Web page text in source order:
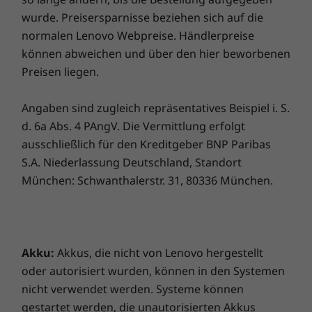
Sie haben die Wahl zwischen mehreren 39,6
cm (15,6") Displays, darunter ein entspiegelter
FHD-Touchscreen (1.920 x 1.080) mit breitem
* Skype for Business-Konto erforderlich, nicht vorinstalliert
Anschlüsse/Steckplätze
USB 2.0
Thunderbolt 4/USB4™ 40 Gbit/s/USB-C 3.2 Gen 2
(unterstützt Datenübertragung, Power Delivery 3.0
und DisplayPort™ 1.4)
HDMI 2.0
Ethernet (RJ45)
Kopfhörer-/Mikrofon-Kombianschluss
Peripheriegeräten, Dateieigenschaften, Systemkonfiguration und
Betriebsumgebungen, können sie variieren und geringer als erwartet ausfallen.
Vergleichen Vergleichen
Sämtliches ansehen Notebooks und Ultrabooks
wurde. Preisersparnisse beziehen sich auf die
normalen Lenovo Webpreise. Händlerpreise
können abweichen und über den hier beworbenen
Preisen liegen.
Angaben sind zugleich repräsentatives Beispiel i. S.
d. 6a Abs. 4 PAngV. Die Vermittlung erfolgt
ausschließlich für den Kreditgeber BNP Paribas
S.A. Niederlassung Deutschland, Standort
München: Schwanthalerstr. 31, 80336 München.
Akku: Akkus, die nicht von Lenovo hergestellt
oder autorisiert wurden, können in den Systemen
nicht verwendet werden. Systeme können
gestartet werden, die unautorisierten Akkus